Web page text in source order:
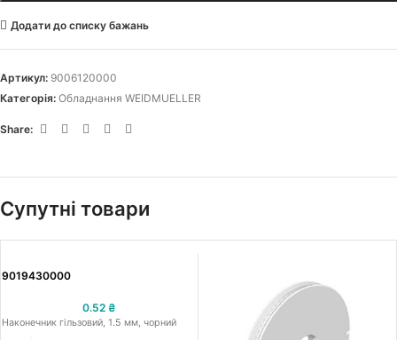
Додати до списку бажань
Артикул: 9006120000
Категорія: Обладнання WEIDMUELLER
Share:
Супутні товари
9019430000
0.52 ₴
Наконечник гільзовий, 1.5 мм, чорний